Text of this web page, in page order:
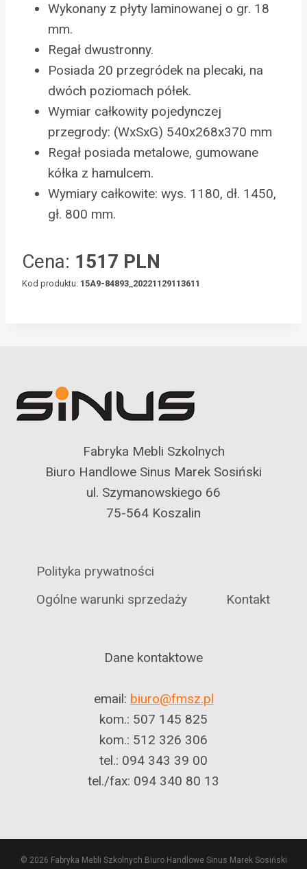
Wykonany z płyty laminowanej o gr. 18
mm.
Regał dwustronny.
Posiada 20 przegródek na plecaki, na
dwóch poziomach półek.
Wymiar całkowity pojedynczej
przegrody: (WxSxG) 540x268x370 mm
Regał posiada metalowe, gumowane
kółka z hamulcem.
Wymiary całkowite: wys. 1180, dł. 1450,
gł. 800 mm.
Cena: 1517 PLN
Kod produktu: 15A9-84893_20221129113611
Fabryka Mebli Szkolnych
Biuro Handlowe Sinus Marek Sosiński
ul. Szymanowskiego 66
75-564 Koszalin
Polityka prywatności
Ogólne warunki sprzedaży
Kontakt
Dane kontaktowe
email: biuro@fmsz.pl
kom.: 507 145 825
kom.: 512 326 306
tel.: 094 343 39 00
tel./fax: 094 340 80 13
© 2026 Fabryka Mebli Szkolnych Biuro Handlowe Sinus Marek Sosiński